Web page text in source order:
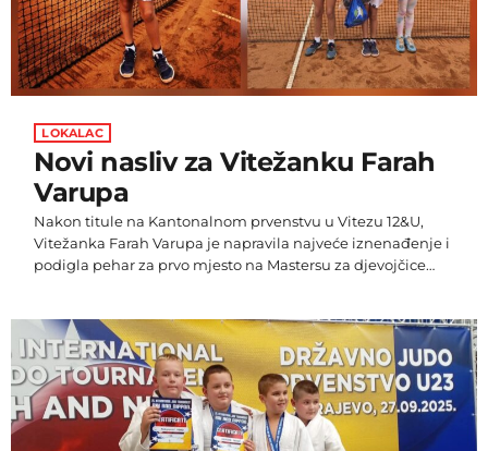
LOKALAC
Novi nasliv za Vitežanku Farah
Varupa
Nakon titule na Kantonalnom prvenstvu u Vitezu 12&U,
Vitežanka Farah Varupa je napravila najveće iznenađenje i
podigla pehar za prvo mjesto na Mastersu za djevojčice
kluba Gem iz Sarajeva.